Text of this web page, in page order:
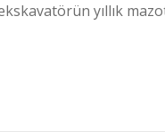
yıllık